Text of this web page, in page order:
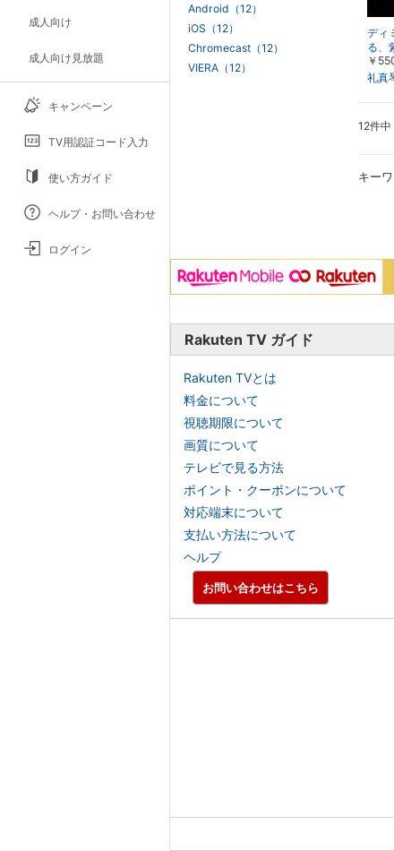
成人向け
成人向け見放題
キャンペーン
TV用認証コード入力
使い方ガイド
ヘルプ・お問い合わせ
ログイン
ディ
る、
組・
￥
礼真
12件
キー
Android（12）
iOS（12）
Chromecast（12）
VIERA（12）
Rakuten TV ガイド
Rakuten TVとは
料金について
視聴期限について
画質について
テレビで見る方法
ポイント・クーポンについて
対応端末について
支払い方法について
ヘルプ
お問い合わせはこちら